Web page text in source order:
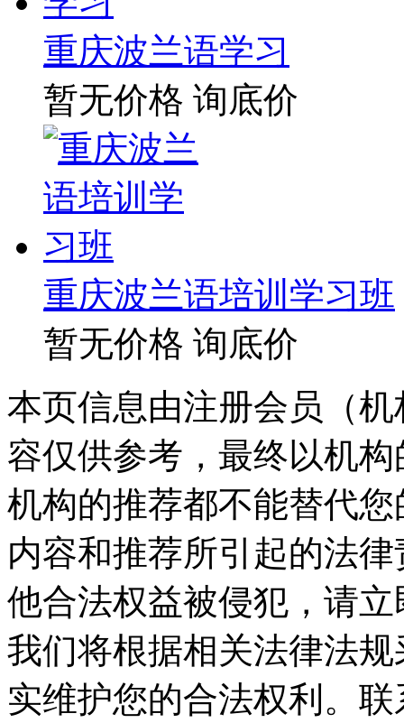
重庆波兰语学习
暂无价格 询底价
重庆波兰语培训学习班
暂无价格 询底价
本页信息由注册会员（
容仅供参考，最终以机
机构的推荐都不能替代
内容和推荐所引起的法
他合法权益被侵犯，请
我们将根据相关法律法
实维护您的合法权利。